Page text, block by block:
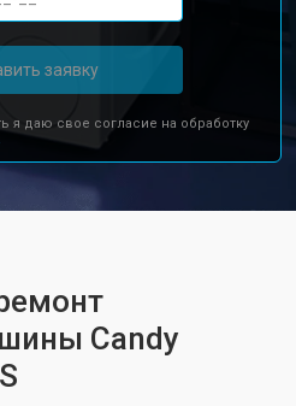
заявку
я даю свое согласие на обработку
Candy